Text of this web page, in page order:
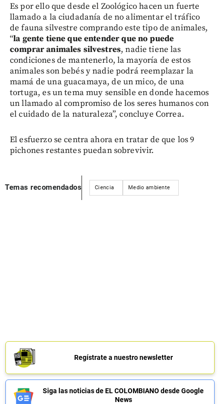
Es por ello que desde el Zoológico hacen un fuerte
llamado a la ciudadanía de no alimentar el tráfico
de fauna silvestre comprando este tipo de animales,
“la gente tiene que entender que no puede
comprar animales silvestres, nadie tiene las
condiciones de mantenerlo, la mayoría de estos
animales son bebés y nadie podrá reemplazar la
mamá de una guacamaya, de un mico, de una
tortuga, es un tema muy sensible en donde hacemos
un llamado al compromiso de los seres humanos con
el cuidado de la naturaleza”, concluye Correa.
El esfuerzo se centra ahora en tratar de que los 9
pichones restantes puedan sobrevivir.
Temas recomendados Ciencia Medio ambiente
Regístrate a nuestro newsletter
Siga las noticias de EL COLOMBIANO desde Google
News